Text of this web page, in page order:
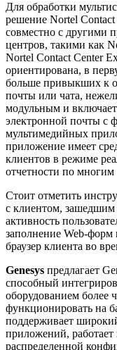
Для обработки
решение Nortel Contact
совместно с другими
центров, такими как
Nortel Contact Center
ориентирована, в
больше привыкших к
почты или чата,
модульным и
электронной почты с
мультимедийных
приложение имеет
клиентов в режиме
отчетности по многим
Стоит отметить
с клиентом,
активность
заполнение Web-
браузер клиента во
Genesys предлагает
способный
оборудованием более
функционировать на
поддерживает
приложений, работает
распределенной